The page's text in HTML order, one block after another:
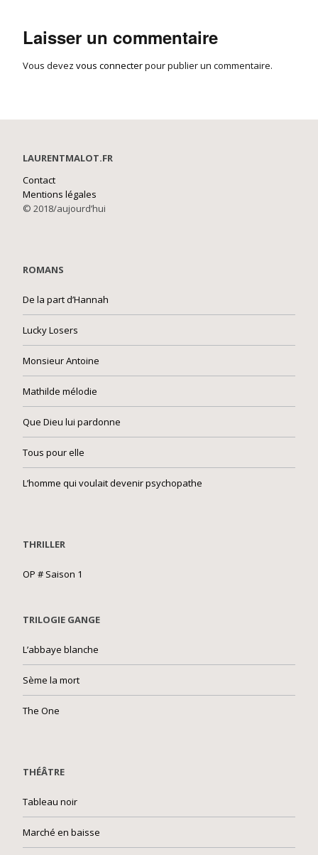
Laisser un commentaire
Vous devez vous connecterpour publier un commentaire.
LAURENTMALOT.FR
Contact
Mentions légales
© 2018/aujourd’hui
ROMANS
De la part d’Hannah
Lucky Losers
Monsieur Antoine
Mathilde mélodie
Que Dieu lui pardonne
Tous pour elle
L’homme qui voulait devenir psychopathe
THRILLER
OP # Saison 1
TRILOGIE GANGE
L’abbaye blanche
Sème la mort
The One
THÉÂTRE
Tableau noir
Marché en baisse